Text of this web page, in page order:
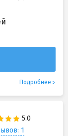
Подробнее
1